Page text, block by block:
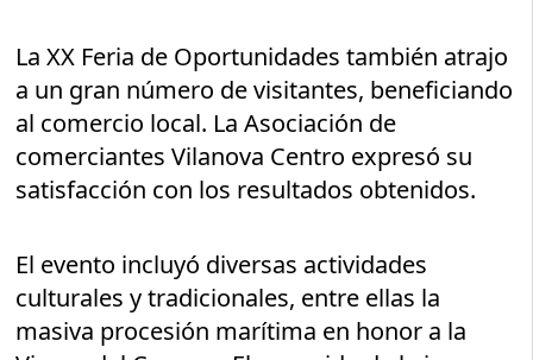
La XX Feria de Oportunidades también atrajo
a un gran número de visitantes, beneficiando
al comercio local. La Asociación de
comerciantes Vilanova Centro expresó su
satisfacción con los resultados obtenidos.
El evento incluyó diversas actividades
culturales y tradicionales, entre ellas la
masiva procesión marítima en honor a la